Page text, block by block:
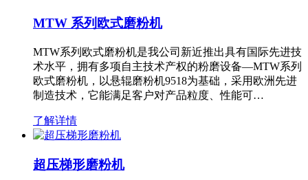
MTW 系列欧式磨粉机
MTW系列欧式磨粉机是我公司新近推出具有国际先进技
术水平，拥有多项自主技术产权的粉磨设备—MTW系列
欧式磨粉机，以悬辊磨粉机9518为基础，采用欧洲先进
制造技术，它能满足客户对产品粒度、性能可…
了解详情
超压梯形磨粉机